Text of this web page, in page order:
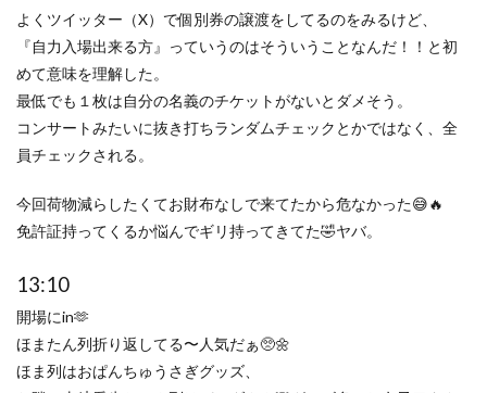
よくツイッター（X）で個別券の譲渡をしてるのをみるけど、
『自力入場出来る方』っていうのはそういうことなんだ！！と初
めて意味を理解した。
最低でも１枚は自分の名義のチケットがないとダメそう。
コンサートみたいに抜き打ちランダムチェックとかではなく、全
員チェックされる。
今回荷物減らしたくてお財布なしで来てたから危なかった😅🔥
免許証持ってくるか悩んでギリ持ってきてた🤣ヤバ。
13:10
開場にin🫶
ほまたん列折り返してる〜人気だぁ🥺🌼
ほま列はおぱんちゅうさぎグッズ、